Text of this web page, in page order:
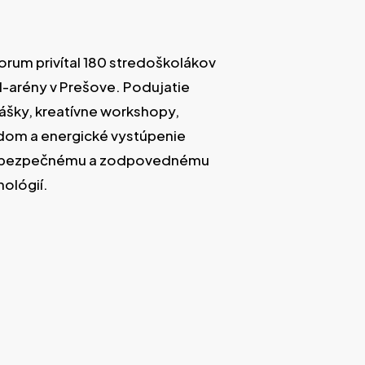
privítal 180 stredoškolákov
v Prešove. Podujatie
kreatívne workshopy,
a energické vystúpenie
a zodpovednému